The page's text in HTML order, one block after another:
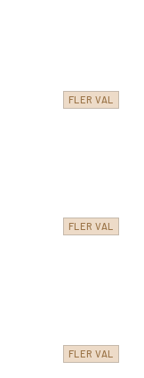
FLER VAL
FLER VAL
FLER VAL